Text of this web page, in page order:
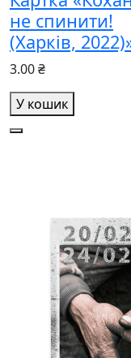
не спинити!
(Харків,
3.00 ₴
У кошик